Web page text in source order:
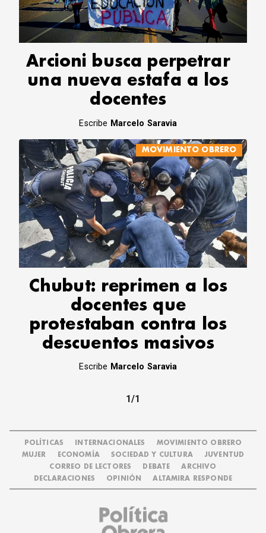
CORREO DE LECTORES
DEBATE
ARCHIVO
DECLARACIONES
OPINIÓN
ALTAMIRA RESPONDE
Política Obrera Revista
CONTACTO
Arcioni busca perpetrar
una nueva estafa a los
docentes
Escribe Marcelo Saravia
MOVIMIENTO OBRERO
Chubut: reprimen a los
docentes que
protestaban contra los
descuentos masivos
Escribe Marcelo Saravia
1/1
POLÍTICAS INTERNACIONALES
MOVIMIENTO OBRERO
MUJER
ECONOMÍA SOCIEDAD Y CULTURA
JUVENTUD
CORREO DE LECTORES
DEBATE
ARCHIVO
DECLARACIONES
OPINIÓN ALTAMIRA RESPONDE